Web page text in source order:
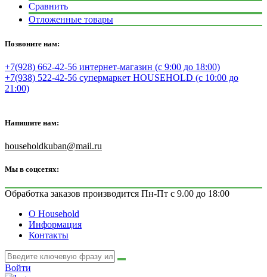
Сравнить
Отложенные товары
Позвоните нам:
+7(928) 662-42-56 интернет-магазин (с 9:00 до 18:00)
+7(938) 522-42-56 супермаркет HOUSEHOLD (с 10:00 до
21:00)
Напишите нам:
householdkuban@mail.ru
Мы в соцсетях:
Обработка заказов производится Пн-Пт с 9.00 до 18:00
О Household
Информация
Контакты
Войти